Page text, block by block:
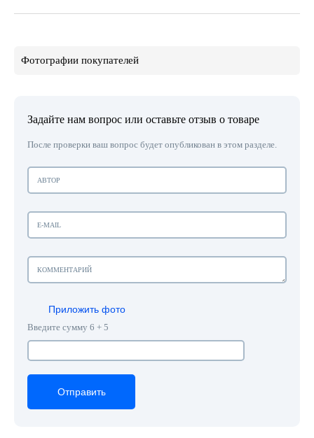
Фотографии покупателей
Задайте нам вопрос или оставьте отзыв о товаре
После проверки ваш вопрос будет опубликован в этом разделе.
Приложить фото
Введите сумму 6 + 5
Отправить
Отправить
Отправить